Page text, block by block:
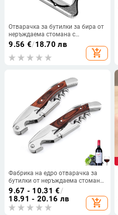
Отварачка за бутилки за бира от
неръждаема стомана с
разделител за държач за чаши
за напитки за автомобили
VW/Golf Отварачка за бутилки
9.56 €/18.70 лв
add_shopping_cart
Фабрика на едро отварачка за
бутилки от неръждаема стомана
с дървена дръжка, отварачка за
бутилки за вино,
многофункционална отварачка
за бутилки за бира, кухненска
9.67 - 10.31 €/
18.91 - 20.16 лв
add_shopping_cart